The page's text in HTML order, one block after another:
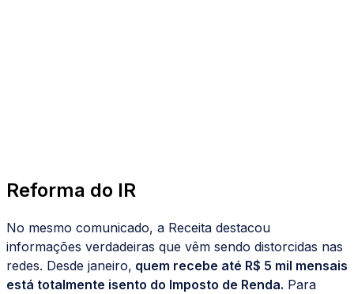
Reforma do IR
No mesmo comunicado, a Receita destacou
informações verdadeiras que vêm sendo distorcidas nas
redes. Desde janeiro, quem recebe até R$ 5 mil mensais
está totalmente isento do Imposto de Renda. Para